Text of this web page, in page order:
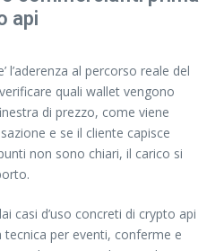
api
l’aderenza al percorso reale del
quali wallet vengono
di prezzo, come viene
e se il cliente capisce
non sono chiari, il carico si
casi d’uso concreti di crypto api
per eventi, conferme e